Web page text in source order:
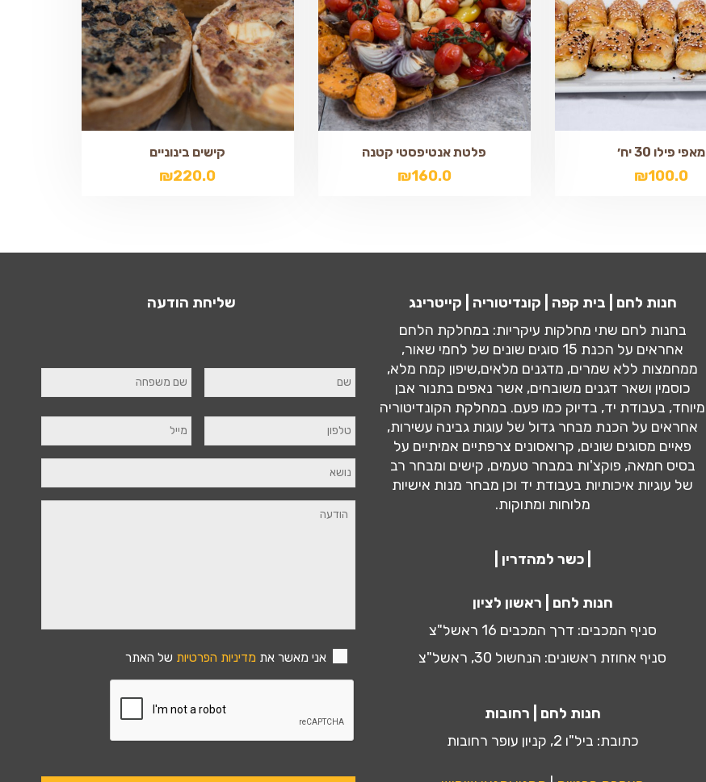
מאפי פילו 30 יח׳
₪100.0
פלטת אנטיפסטי קטנה
₪160.0
קישים בינוניים
₪220.0
שליחת הודעה
אני מאשר את מדיניות הפרטיות של האתר
חנות לחם | בית קפה | קונדיטוריה | קייטרינג
בחנות לחם שתי מחלקות עיקריות: במחלקת הלחם
אחראים על הכנת 15 סוגים שונים של לחמי שאור,
ממחמצות ללא שמרים, מדגנים מלאים,שיפון קמח מלא,
כוסמין ושאר דגנים משובחים, אשר נאפים בתנור אבן
מיוחד, בעבודת יד, בדיוק כמו פעם. במחלקת הקונדיטוריה
אחראים על הכנת מבחר גדול של עוגות גבינה עשירות,
פאיים מסוגים שונים, קרואסונים צרפתיים אמיתיים על
בסיס חמאה, פוקצ'ות במבחר טעמים, קישים ומבחר רב
של עוגיות איכותיות בעבודת יד וכן מבחר מנות אישיות
מלוחות ומתוקות.
| כשר למהדרין |
חנות לחם | ראשון לציון
סניף המכבים: דרך המכבים 16 ראשל"צ
סניף אחוזת ראשונים: הנחשול 30, ראשל"צ
חנות לחם | רחובות
כתובת: ביל"ו 2, קניון עופר רחובות